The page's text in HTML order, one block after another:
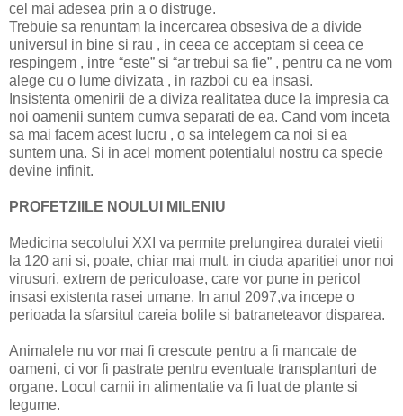
cel mai adesea prin a o distruge.
Trebuie sa renuntam la incercarea obsesiva de a divide
universul in bine si rau , in ceea ce acceptam si ceea ce
respingem , intre “este” si “ar trebui sa fie” , pentru ca ne vom
alege cu o lume divizata , in razboi cu ea insasi.
Insistenta omenirii de a diviza realitatea duce la impresia ca
noi oamenii suntem cumva separati de ea. Cand vom inceta
sa mai facem acest lucru , o sa intelegem ca noi si ea
suntem una. Si in acel moment potentialul nostru ca specie
devine infinit.
PROFETZIILE NOULUI MILENIU
Medicina secolului XXI va permite prelungirea duratei vietii
la 120 ani si, poate, chiar mai mult, in ciuda aparitiei unor noi
virusuri, extrem de periculoase, care vor pune in pericol
insasi existenta rasei umane. In anul 2097,va incepe o
perioada la sfarsitul careia bolile si batraneteavor disparea.
Animalele nu vor mai fi crescute pentru a fi mancate de
oameni, ci vor fi pastrate pentru eventuale transplanturi de
organe. Locul carnii in alimentatie va fi luat de plante si
legume.